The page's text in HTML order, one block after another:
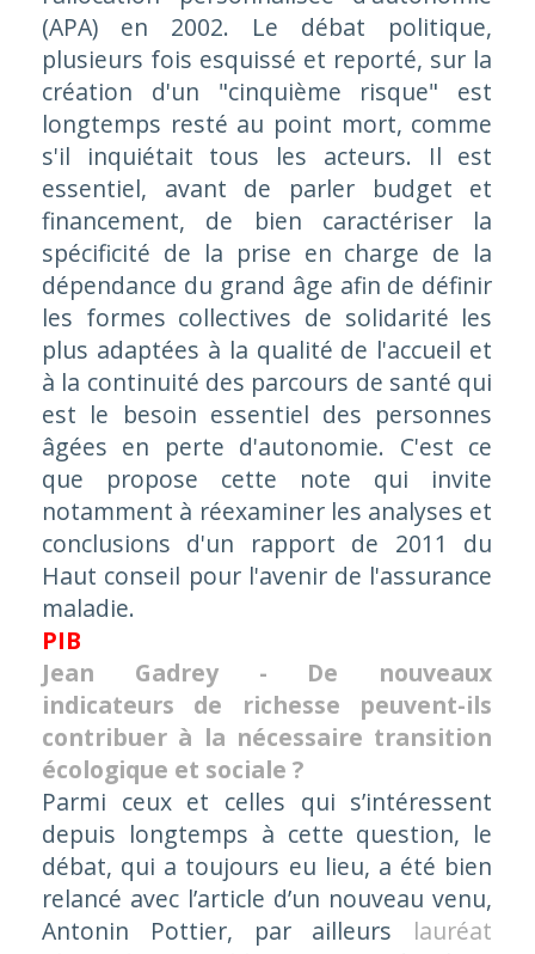
(APA) en 2002. Le débat politique,
plusieurs fois esquissé et reporté, sur la
création d'un "cinquième risque" est
longtemps resté au point mort, comme
s'il inquiétait tous les acteurs. Il est
essentiel, avant de parler budget et
financement, de bien caractériser la
spécificité de la prise en charge de la
dépendance du grand âge afin de définir
les formes collectives de solidarité les
plus adaptées à la qualité de l'accueil et
à la continuité des parcours de santé qui
est le besoin essentiel des personnes
âgées en perte d'autonomie. C'est ce
que propose cette note qui invite
notamment à réexaminer les analyses et
conclusions d'un rapport de 2011 du
Haut conseil pour l'avenir de l'assurance
maladie.
PIB
Jean Gadrey - De nouveaux
indicateurs de richesse peuvent-ils
contribuer à la nécessaire transition
écologique et sociale ?
Parmi ceux et celles qui s’intéressent
depuis longtemps à cette question, le
débat, qui a toujours eu lieu, a été bien
relancé avec l’article d’un nouveau venu,
Antonin Pottier, par ailleurs lauréat